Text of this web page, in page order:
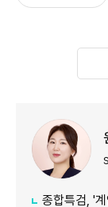
종합특검, '